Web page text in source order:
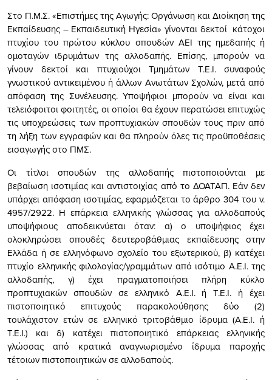
Στο Π.Μ.Σ. «Επιστήμες της Αγωγής: Οργάνωση και Διοίκηση της
Εκπαίδευσης – Εκπαιδευτική Ηγεσία» γίνονται δεκτοί κάτοχοι
πτυχίου του πρώτου κύκλου σπουδών ΑΕΙ της ημεδαπής ή
ομοταγών ιδρυμάτων της αλλοδαπής. Επίσης, μπορούν να
γίνουν δεκτοί και πτυχιούχοι Τμημάτων Τ.Ε.Ι. συναφούς
γνωστικού αντικειμένου ή άλλων Ανωτάτων Σχολών, μετά από
απόφαση της Συνέλευσης. Υποψήφιοι μπορούν να είναι και
τελειόφοιτοι φοιτητές, οι οποίοι θα έχουν περατώσει επιτυχώς
τις υποχρεώσεις των προπτυχιακών σπουδών τους πριν από
τη λήξη των εγγραφών και θα πληρούν όλες τις προϋποθέσεις
εισαγωγής στο ΠΜΣ.
Οι τίτλοι σπουδών της αλλοδαπής πιστοποιούνται με
βεβαίωση ισοτιμίας και αντιστοιχίας από το ΔΟΑΤΑΠ. Εάν δεν
υπάρχει απόφαση ισοτιμίας, εφαρμόζεται το άρθρο 304 του ν.
4957/2922. Η επάρκεια ελληνικής γλώσσας για αλλοδαπούς
υποψήφιους αποδεικνύεται όταν: α) ο υποψήφιος έχει
ολοκληρώσει σπουδές δευτεροβάθμιας εκπαίδευσης στην
Ελλάδα ή σε ελληνόφωνο σχολείο του εξωτερικού, β) κατέχει
πτυχίο ελληνικής φιλολογίας/γραμμάτων από ισότιμο Α.Ε.Ι. της
αλλοδαπής, γ) έχει πραγματοποιήσει πλήρη κύκλο
προπτυχιακών σπουδών σε ελληνικό Α.Ε.Ι. ή Τ.Ε.Ι. ή έχει
πιστοποιητικό επιτυχούς παρακολούθησης δύο (2)
τουλάχιστον ετών σε ελληνικό τριτοβάθμιο ίδρυμα (Α.Ε.Ι. ή
Τ.Ε.Ι.) και δ) κατέχει πιστοποιητικό επάρκειας ελληνικής
γλώσσας από κρατικά αναγνωρισμένο ίδρυμα παροχής
τέτοιων πιστοποιητικών σε αλλοδαπούς.